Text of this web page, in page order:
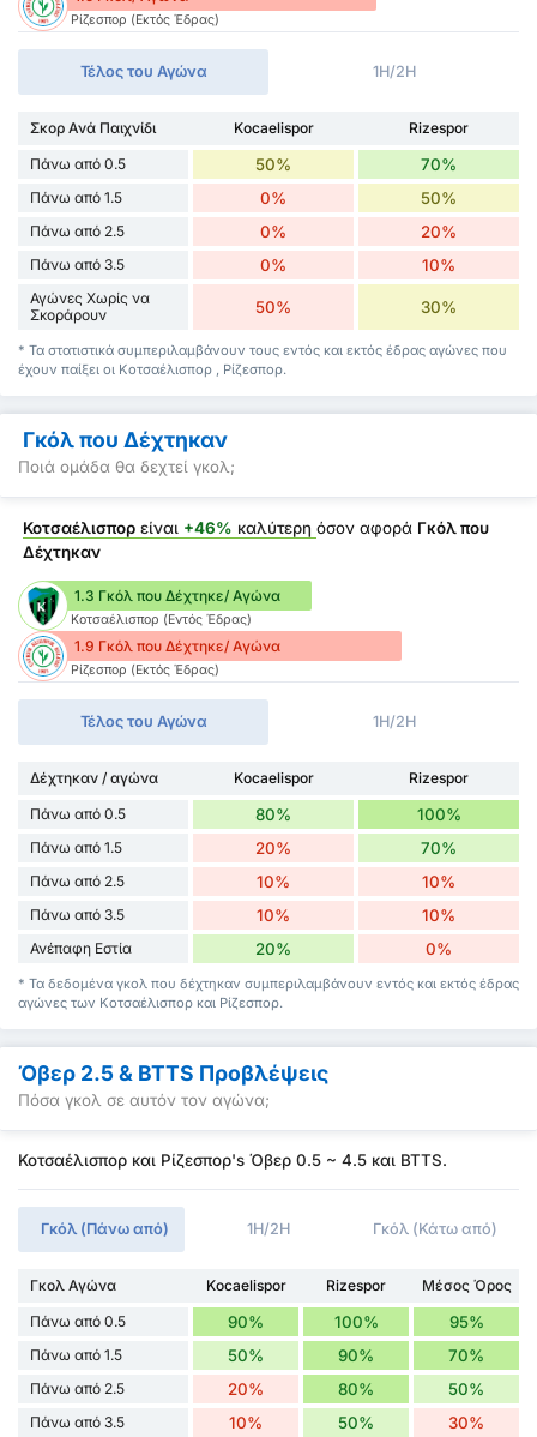
Ρίζεσπορ (Εκτός Έδρας)
Τέλος του Αγώνα 1H/2H
Σκορ Ανά Παιχνίδι Kocaelispor
Rizespor
Πάνω από 0.5
50% 70%
Πάνω από 1.5 0% 50%
Πάνω από 2.5 0% 20%
Πάνω από 3.5 0% 10%
Αγώνες Χωρίς να
Σκοράρουν
50% 30%
* Τα στατιστικά συμπεριλαμβάνουν τους εντός και εκτός έδρας αγώνες που
έχουν παίξει οι Κοτσαέλισπορ , Ρίζεσπορ.
Γκόλ που Δέχτηκαν
Ποιά ομάδα θα δεχτεί γκολ;
Κοτσαέλισπορ είναι +46% καλύτερη όσον αφορά Γκόλ που
Δέχτηκαν
1.3 Γκόλ που Δέχτηκε/ Αγώνα
Κοτσαέλισπορ (Εντός Έδρας)
1.9 Γκόλ που Δέχτηκε/ Αγώνα
Ρίζεσπορ (Εκτός Έδρας)
Τέλος του Αγώνα 1H/2H
Δέχτηκαν / αγώνα Kocaelispor
Rizespor
Πάνω από 0.5
80% 100%
Πάνω από 1.5 20% 70%
Πάνω από 2.5 10% 10%
Πάνω από 3.5 10% 10%
Ανέπαφη Εστία 20% 0%
* Τα δεδομένα γκολ που δέχτηκαν συμπεριλαμβάνουν εντός και εκτός έδρας
αγώνες των Κοτσαέλισπορ και Ρίζεσπορ.
Όβερ 2.5 & BTTS Προβλέψεις
Πόσα γκολ σε αυτόν τον αγώνα;
Κοτσαέλισπορ και Ρίζεσπορ's Όβερ 0.5 ~ 4.5 και BTTS.
Γκόλ (Πάνω από) 1H/2H Γκόλ (Κάτω από)
Γκολ Αγώνα Kocaelispor Rizespor
Μέσος Όρος
Πάνω από 0.5
90% 100% 95%
Πάνω από 1.5 50% 90% 70%
Πάνω από 2.5 20% 80% 50%
Πάνω από 3.5 10% 50% 30%